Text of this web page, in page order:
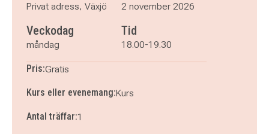
Privat adress, Växjö 2 november 2026
Veckodag
måndag
Tid
18.00-19.30
Pris:Gratis
Kurs eller evenemang:Kurs
Antal träffar:1